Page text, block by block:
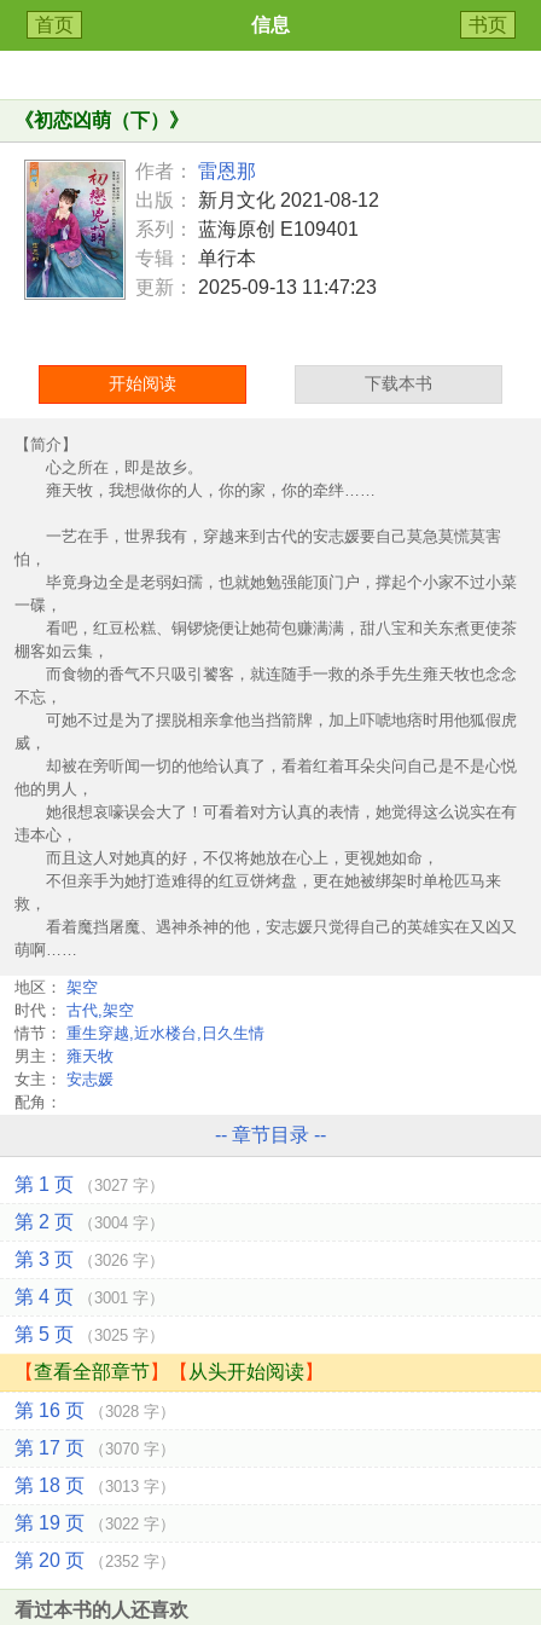
首页 信息 书页
《初恋凶萌（下） 》
作者：
雷恩那
出版：
新月文化 2021-08-12
系列：
蓝海原创 E109401
专辑：
单行本
更新：
2025-09-13 11:47:23
开始阅读 下载本书
【简介】
心之所在，即是故乡。
雍天牧，我想做你的人，你的家，你的牵绊……
一艺在手，世界我有，穿越来到古代的安志媛要自己莫急莫慌莫害
怕，
毕竟身边全是老弱妇孺，也就她勉强能顶门户，撑起个小家不过小菜
一碟，
看吧，红豆松糕、铜锣烧便让她荷包赚满满，甜八宝和关东煮更使茶
棚客如云集，
而食物的香气不只吸引饕客，就连随手一救的杀手先生雍天牧也念念
不忘，
可她不过是为了摆脱相亲拿他当挡箭牌，加上吓唬地痞时用他狐假虎
威，
却被在旁听闻一切的他给认真了，看着红着耳朵尖问自己是不是心悦
他的男人，
她很想哀嚎误会大了！可看着对方认真的表情，她觉得这么说实在有
违本心，
而且这人对她真的好，不仅将她放在心上，更视她如命，
不但亲手为她打造难得的红豆饼烤盘，更在她被绑架时单枪匹马来
救，
看着魔挡屠魔、遇神杀神的他，安志媛只觉得自己的英雄实在又凶又
萌啊……
地区： 架空
时代： 古代,架空
情节： 重生穿越,近水楼台,日久生情
男主： 雍天牧
女主： 安志媛
配角：
-- 章节目录 --
第 1 页 （3027 字）
第 2 页 （3004 字）
第 3 页 （3026 字）
第 4 页 （3001 字）
第 5 页 （3025 字）
【查看全部章节】【 从头开始阅读】
第 16 页
（3028 字）
第 17 页 （3070 字）
第 18 页 （3013 字）
第 19 页 （3022 字）
第 20 页 （2352 字）
看过本书的人还喜欢